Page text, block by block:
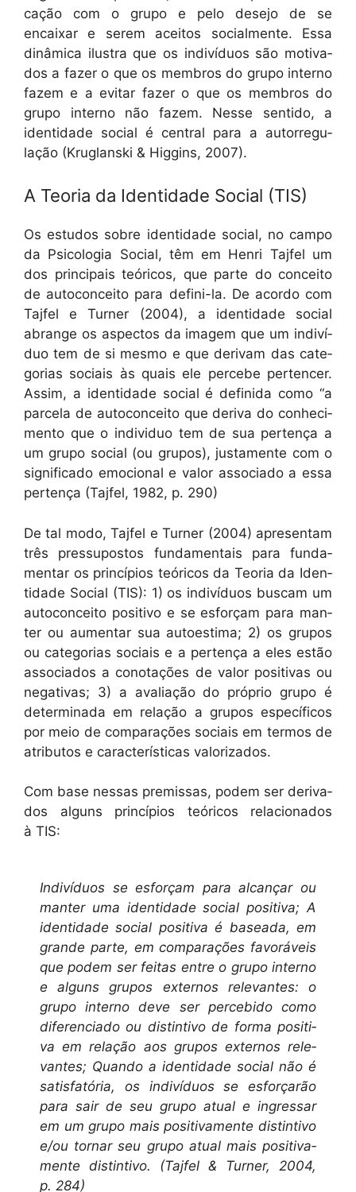
cação com o grupo e pelo dese­jo de se
encaixar e serem aceitos social­mente. Essa
dinâmi­ca ilus­tra que os indi­ví­du­os são moti­va­
dos a faz­er o que os mem­bros do grupo inter­no
fazem e a evi­tar faz­er o que os mem­bros do
grupo inter­no não fazem. Nesse sen­ti­do, a
iden­ti­dade social é cen­tral para a autor­reg­u­
lação (Kruglan­s­ki & Hig­gins, 2007).
A Teoria da Identidade Social (TIS)
Os estu­dos sobre iden­ti­dade social, no cam­po
da Psi­colo­gia Social, têm em Hen­ri Tajfel um
dos prin­ci­pais teóri­cos, que parte do con­ceito
de auto­con­ceito para defi­ni-la. De acor­do com
Tajfel e Turn­er (2004), a iden­ti­dade social
abrange os aspec­tos da imagem que um indi­ví­
duo tem de si mes­mo e que derivam das cat­e­
go­rias soci­ais às quais ele percebe per­tencer.
Assim, a iden­ti­dade social é defini­da como “a
parcela de auto­con­ceito que deri­va do con­hec­i­
men­to que o indi­vid­uo tem de sua pertença a
um grupo social (ou gru­pos), jus­ta­mente com o
sig­nifi­ca­do emo­cional e val­or asso­ci­a­do a essa
pertença (Tajfel, 1982, p. 290)
De tal modo, Tajfel e Turn­er (2004) apre­sen­tam
três pres­su­pos­tos fun­da­men­tais para fun­da­
men­tar os princí­pios teóri­cos da Teo­ria da Iden­
ti­dade Social (TIS): 1) os indi­ví­du­os bus­cam um
auto­con­ceito pos­i­ti­vo e se esforçam para man­
ter ou aumen­tar sua autoes­ti­ma; 2) os gru­pos
ou cat­e­go­rias soci­ais e a pertença a eles estão
asso­ci­a­dos a cono­tações de val­or pos­i­ti­vas ou
neg­a­ti­vas; 3) a avali­ação do próprio grupo é
deter­mi­na­da em relação a gru­pos especí­fi­cos
por meio de com­para­ções soci­ais em ter­mos de
atrib­u­tos e car­ac­terís­ti­cas valorizados.
Com base nes­sas pre­mis­sas, podem ser deriva­
dos alguns princí­pios teóri­cos rela­ciona­dos
à TIS:
Indi­ví­du­os se esforçam para alcançar ou
man­ter uma iden­ti­dade social pos­i­ti­va; A
iden­ti­dade social pos­i­ti­va é basea­da, em
grande parte, em com­para­ções favoráveis
que podem ser feitas entre o grupo inter­no
e alguns gru­pos exter­nos rel­e­vantes: o
grupo inter­no deve ser perce­bido como
difer­en­ci­a­do ou dis­tin­ti­vo de for­ma pos­i­ti­
va em relação aos gru­pos exter­nos rel­e­
vantes; Quan­do a iden­ti­dade social não é
sat­is­fatória, os indi­ví­du­os se esforçarão
para sair de seu grupo atu­al e ingres­sar
em um grupo mais pos­i­ti­va­mente dis­tin­ti­vo
e/ou tornar seu grupo atu­al mais pos­i­ti­va­
mente dis­tin­ti­vo. (Tajfel & Turn­er, 2004,
p. 284)